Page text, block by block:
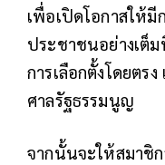
เพื่อเปิดโอกาสให้
ประชาชนอย่างเต็ม
การเลือกตั้งโดยตร
ศาลรัฐธรรมนูญ
จากนั้นจะให้สมาชิ